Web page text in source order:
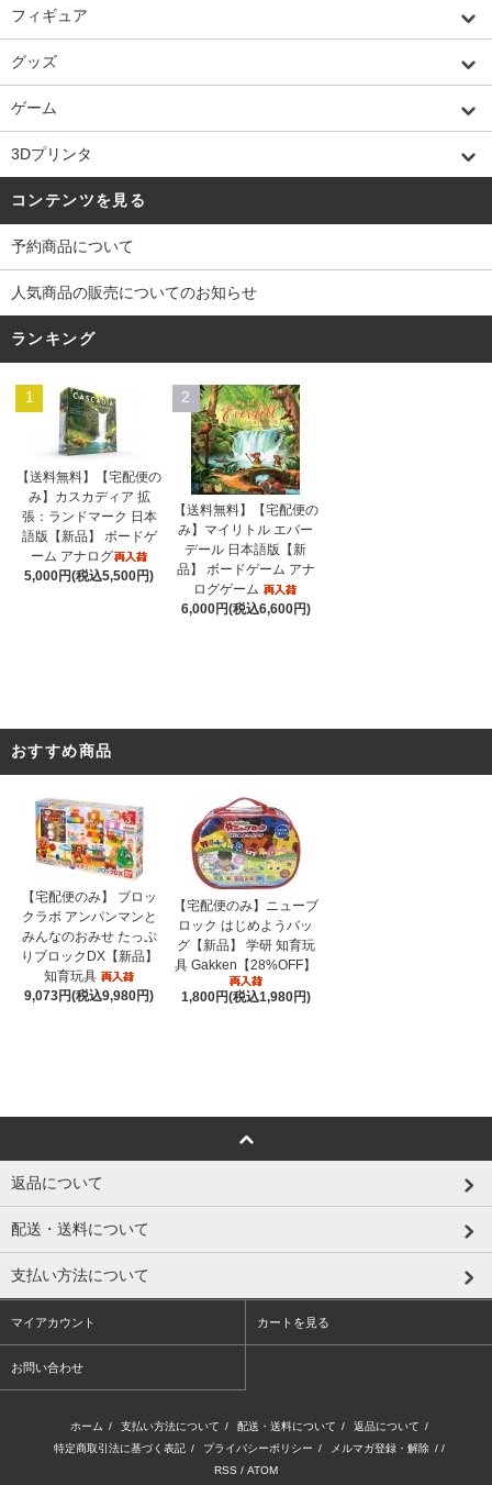
フィギュア
グッズ
ゲーム
3Dプリンタ
コンテンツを見る
予約商品について
人気商品の販売についてのお知らせ
ランキング
1
【送料無料】【宅配便の
み】カスカディア 拡
張：ランドマーク 日本
語版【新品】 ボードゲ
ーム アナログ
5,000円(税込5,500円)
2
【送料無料】【宅配便の
み】マイリトル エバー
デール 日本語版【新
品】 ボードゲーム アナ
ログゲーム
6,000円(税込6,600円)
おすすめ商品
【宅配便のみ】 ブロッ
クラボ アンパンマンと
みんなのおみせ たっぷ
りブロックDX【新品】
知育玩具
9,073円(税込9,980円)
【宅配便のみ】ニューブ
ロック はじめようバッ
グ【新品】 学研 知育玩
具 Gakken【28%OFF】
1,800円(税込1,980円)
返品について
配送・送料について
支払い方法について
マイアカウント カートを見る
お問い合わせ
ホーム / 支払い方法について / 配送・送料について / 返品について /
特定商取引法に基づく表記 / プライバシーポリシー / メルマガ登録・解除 / /
RSS / ATOM